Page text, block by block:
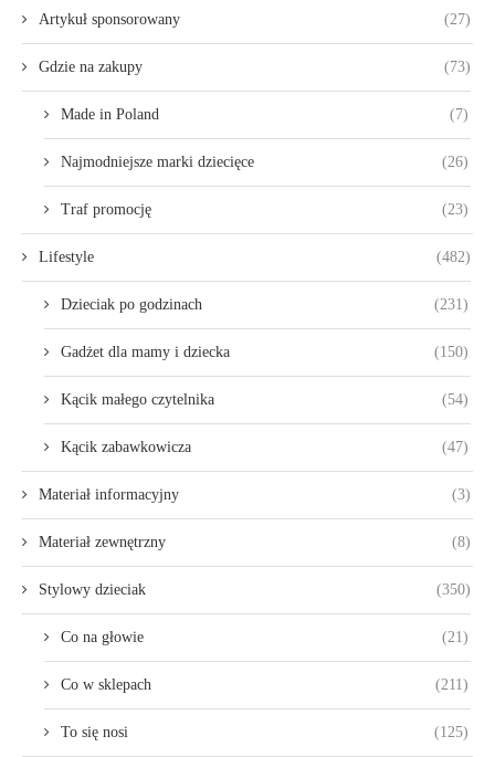
Artykuł sponsorowany (27)
Gdzie na zakupy (73)
Made in Poland (7)
Najmodniejsze marki dziecięce (26)
Traf promocję (23)
Lifestyle (482)
Dzieciak po godzinach (231)
Gadżet dla mamy i dziecka (150)
Kącik małego czytelnika (54)
Kącik zabawkowicza (47)
Materiał informacyjny (3)
Materiał zewnętrzny (8)
Stylowy dzieciak (350)
Co na głowie (21)
Co w sklepach (211)
To się nosi (125)